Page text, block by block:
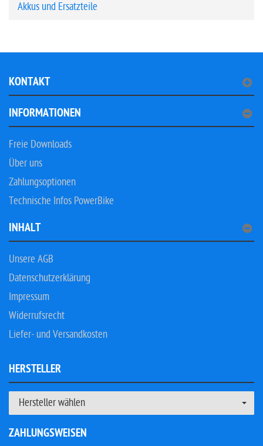
Akkus und Ersatzteile
KONTAKT
INFORMATIONEN
Freie Downloads
Über uns
Zahlungsoptionen
Technische Infos PowerBike
INHALT
Unsere AGB
Datenschutzerklärung
Impressum
Widerrufsrecht
Liefer- und Versandkosten
HERSTELLER
Hersteller wählen
ZAHLUNGSWEISEN